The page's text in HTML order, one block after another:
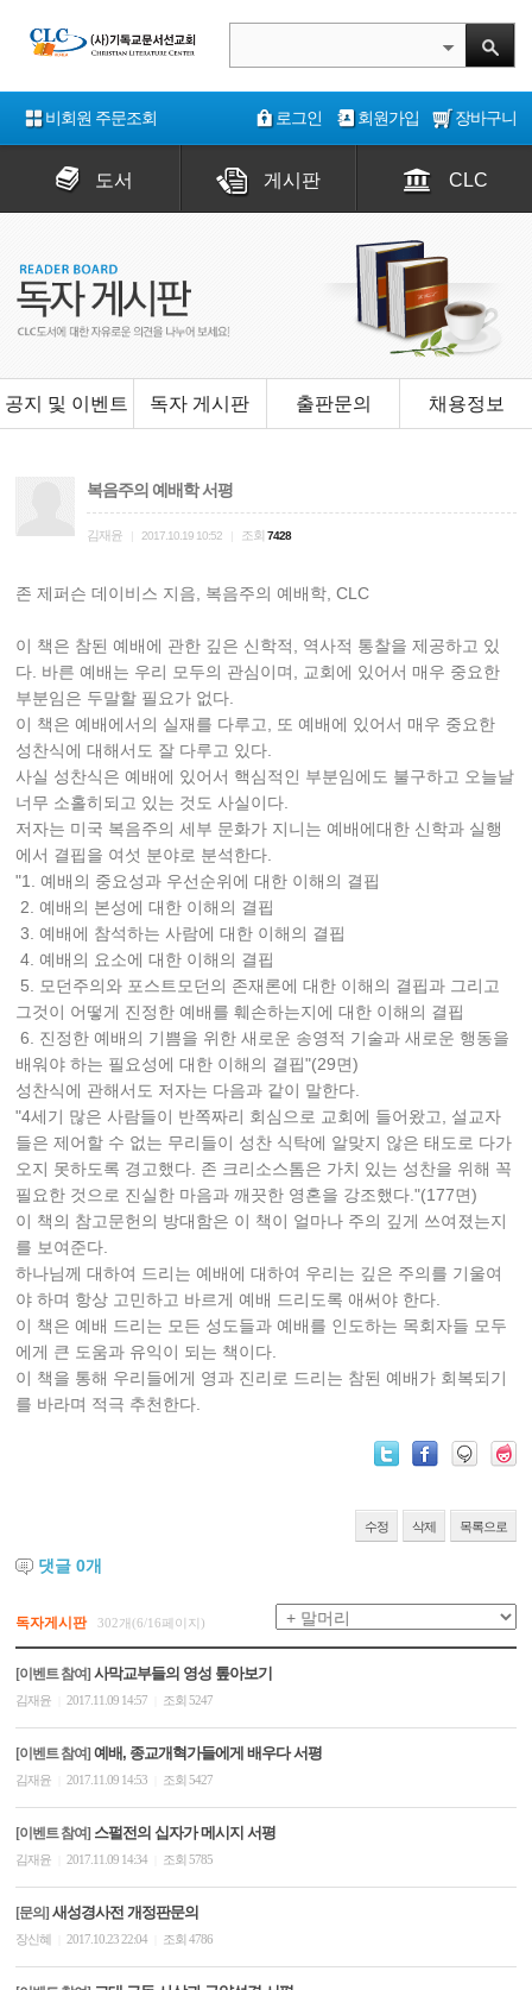
비회원 주문조회 로그인 회원가입 장바구니
도서 게시판 CLC
공지 및 이벤트 독자 게시판 출판문의 채용정보
복음주의 예배학 서평
김재윤 2017.10.19 10:52 조회 7428
존 제퍼슨 데이비스 지음, 복음주의 예배학, CLC
이 책은 참된 예배에 관한 깊은 신학적, 역사적 통찰을 제공하고 있
다. 바른 예배는 우리 모두의 관심이며, 교회에 있어서 매우 중요한
부분임은 두말할 필요가 없다.
이 책은 예배에서의 실재를 다루고, 또 예배에 있어서 매우 중요한
성찬식에 대해서도 잘 다루고 있다.
사실 성찬식은 예배에 있어서 핵심적인 부분임에도 불구하고 오늘날
너무 소홀히되고 있는 것도 사실이다.
저자는 미국 복음주의 세부 문화가 지니는 예배에대한 신학과 실행
에서 결핍을 여섯 분야로 분석한다.
"1. 예배의 중요성과 우선순위에 대한 이해의 결핍
2. 예배의 본성에 대한 이해의 결핍
3. 예배에 참석하는 사람에 대한 이해의 결핍
4. 예배의 요소에 대한 이해의 결핍
5. 모던주의와 포스트모던의 존재론에 대한 이해의 결핍과 그리고
그것이 어떻게 진정한 예배를 훼손하는지에 대한 이해의 결핍
6. 진정한 예배의 기쁨을 위한 새로운 송영적 기술과 새로운 행동을
배워야 하는 필요성에 대한 이해의 결핍"(29면)
성찬식에 관해서도 저자는 다음과 같이 말한다.
"4세기 많은 사람들이 반쪽짜리 회심으로 교회에 들어왔고, 설교자
들은 제어할 수 없는 무리들이 성찬 식탁에 알맞지 않은 태도로 다가
오지 못하도록 경고했다. 존 크리소스톰은 가치 있는 성찬을 위해 꼭
필요한 것으로 진실한 마음과 깨끗한 영혼을 강조했다."(177면)
이 책의 참고문헌의 방대함은 이 책이 얼마나 주의 깊게 쓰여졌는지
를 보여준다.
하나님께 대하여 드리는 예배에 대하여 우리는 깊은 주의를 기울여
야 하며 항상 고민하고 바르게 예배 드리도록 애써야 한다.
이 책은 예배 드리는 모든 성도들과 예배를 인도하는 목회자들 모두
에게 큰 도움과 유익이 되는 책이다.
이 책을 통해 우리들에게 영과 진리로 드리는 참된 예배가 회복되기
를 바라며 적극 추천한다.
수정 삭제 목록으로
댓글0개
독자게시판 302개(6/16페이지)
[이벤트 참여] 사막교부들의 영성 톺아보기
김재윤 2017.11.09 14:57 조회 5247
[이벤트 참여] 예배, 종교개혁가들에게 배우다 서평
김재윤 2017.11.09 14:53 조회 5427
[이벤트 참여] 스펄전의 십자가 메시지 서평
김재윤 2017.11.09 14:34 조회 5785
[문의] 새성경사전 개정판문의
장신혜 2017.10.23 22:04 조회 4786